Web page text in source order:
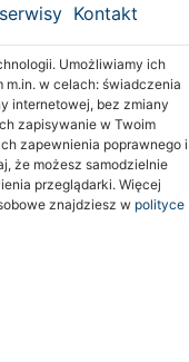
Kontakt
Umożliwiamy ich
w celach: świadczenia
internetowej, bez zmiany
zapisywanie w Twoim
zapewnienia poprawnego i
że możesz samodzielnie
przeglądarki. Więcej
znajdziesz w polityce